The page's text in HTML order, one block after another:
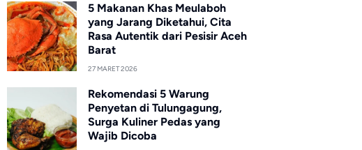
5 Makanan Khas Meulaboh
yang Jarang Diketahui, Cita
Rasa Autentik dari Pesisir Aceh
Barat
27 MARET 2026
Rekomendasi 5 Warung
Penyetan di Tulungagung,
Surga Kuliner Pedas yang
Wajib Dicoba